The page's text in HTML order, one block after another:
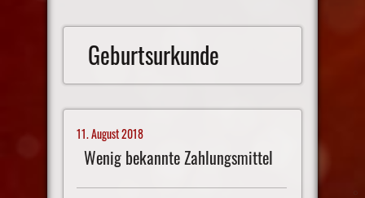
Geburtsurkunde
11. August 2018
Wenig bekannte Zahlungsmittel